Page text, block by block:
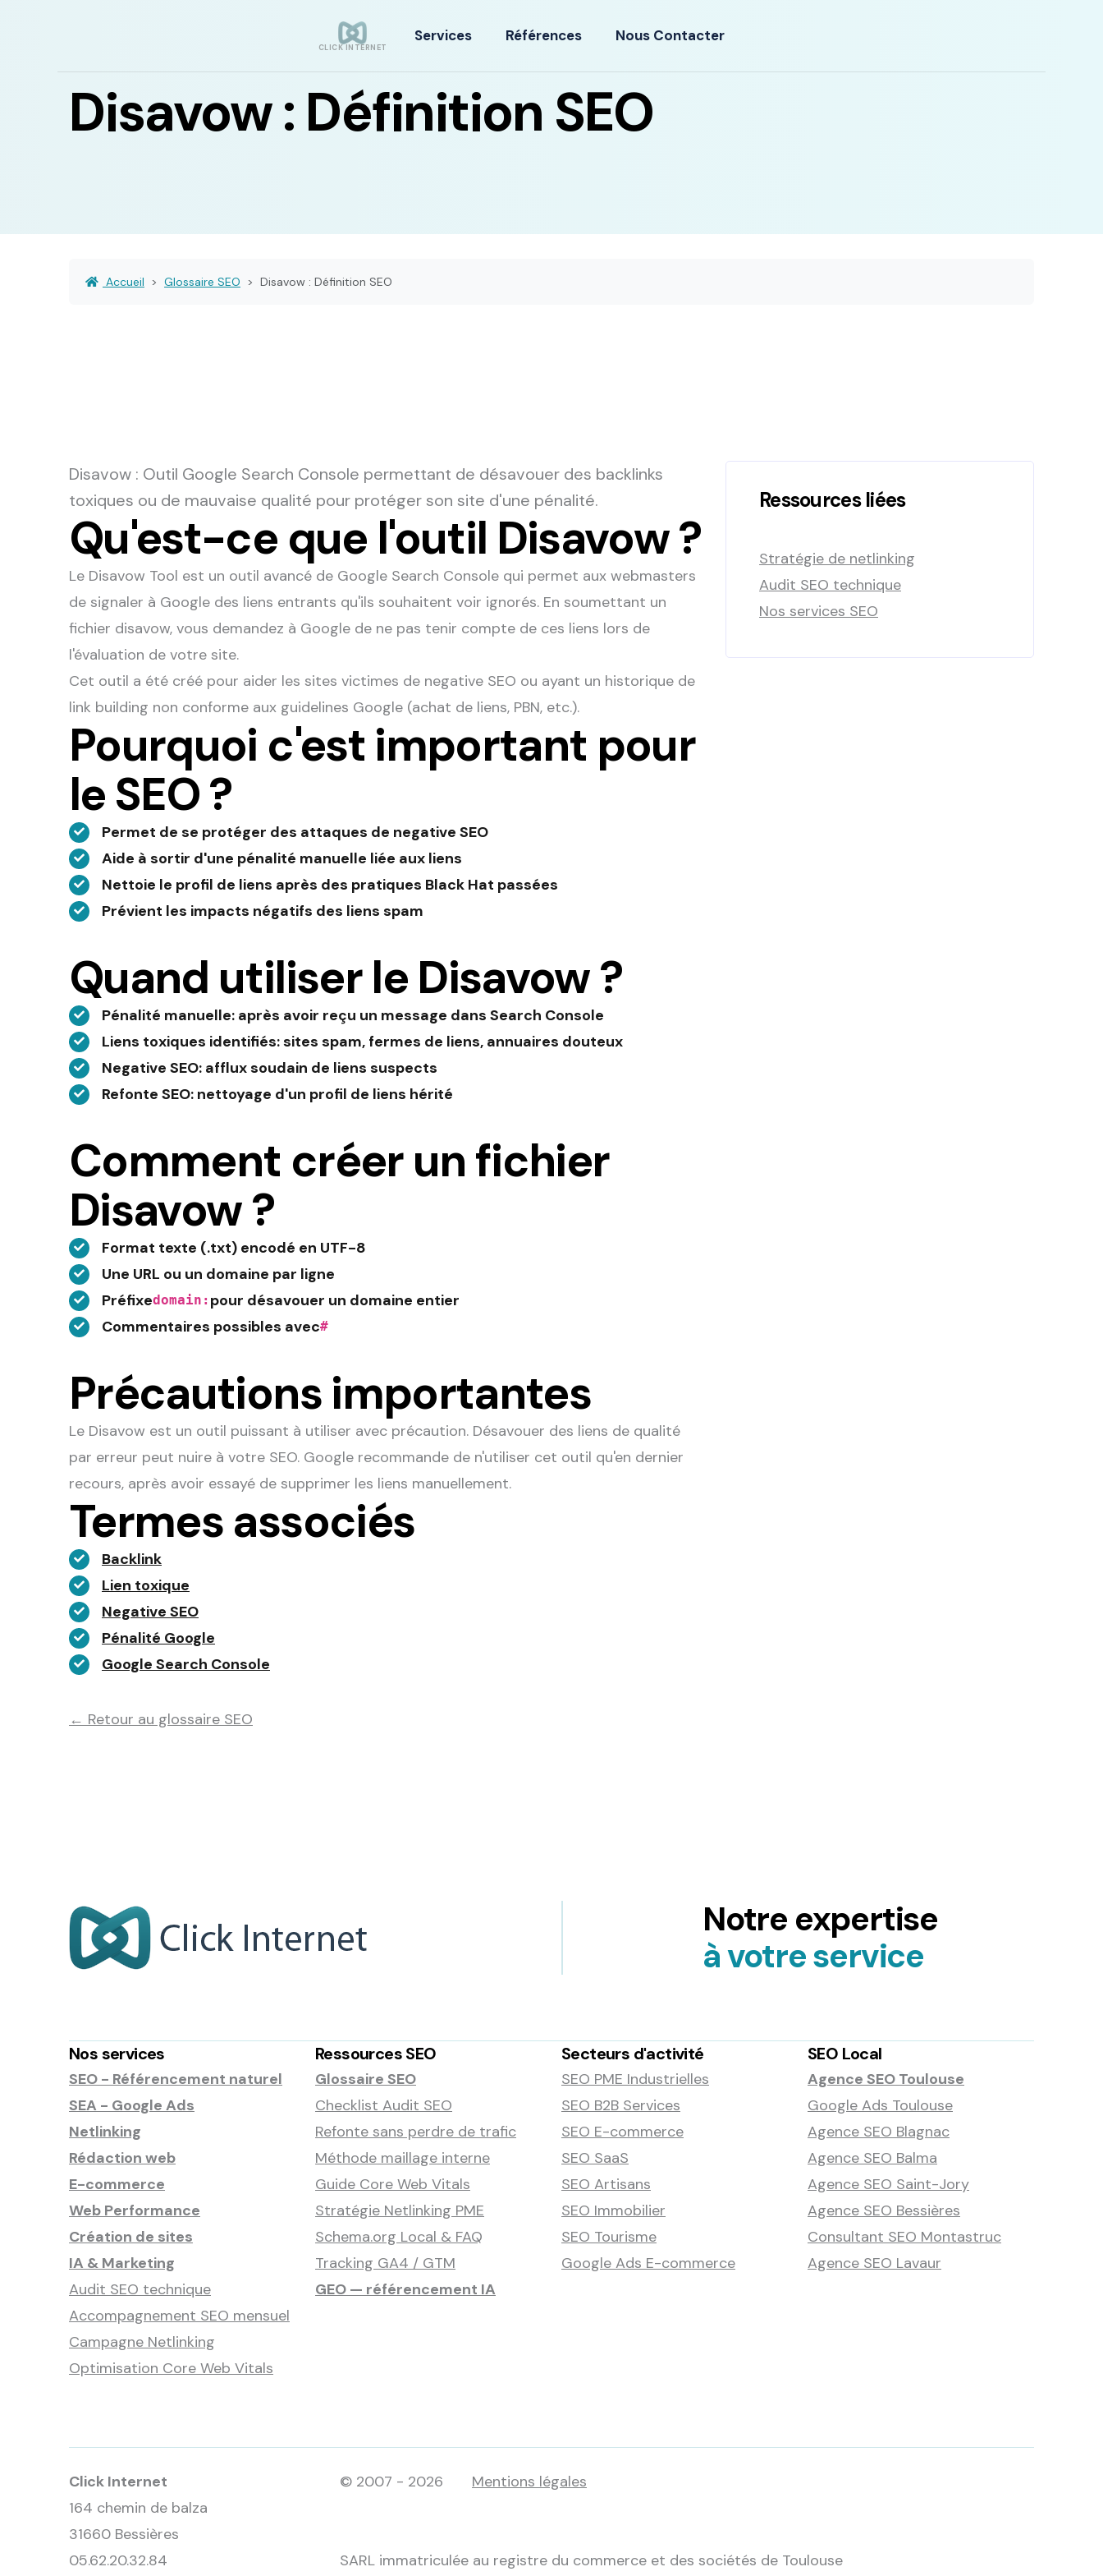
CLICK INTERNET
Services Références Nous Contacter
Disavow : Définition SEO
Accueil Glossaire SEO Disavow : Définition SEO
Disavow : Outil Google Search Console permettant de désavouer des backlinks
toxiques ou de mauvaise qualité pour protéger son site d'une pénalité.
Qu'est-ce que l'outil Disavow ?
Le Disavow Tool est un outil avancé de Google Search Console qui permet aux webmasters
de signaler à Google des liens entrants qu'ils souhaitent voir ignorés. En soumettant un
fichier disavow, vous demandez à Google de ne pas tenir compte de ces liens lors de
l'évaluation de votre site.
Cet outil a été créé pour aider les sites victimes de negative SEO ou ayant un historique de
link building non conforme aux guidelines Google (achat de liens, PBN, etc.).
Pourquoi c'est important pour
le SEO ?
Permet de se protéger des attaques de negative SEO
Aide à sortir d'une pénalité manuelle liée aux liens
Nettoie le profil de liens après des pratiques Black Hat passées
Prévient les impacts négatifs des liens spam
Quand utiliser le Disavow ?
Pénalité manuelle: après avoir reçu un message dans Search Console
Liens toxiques identifiés: sites spam, fermes de liens, annuaires douteux
Negative SEO: afflux soudain de liens suspects
Refonte SEO: nettoyage d'un profil de liens hérité
Comment créer un fichier
Disavow ?
Format texte (.txt) encodé en UTF-8
Une URL ou un domaine par ligne
Préfixedomain: pour désavouer un domaine entier
Commentaires possibles avec#
Précautions importantes
Le Disavow est un outil puissant à utiliser avec précaution. Désavouer des liens de qualité
par erreur peut nuire à votre SEO. Google recommande de n'utiliser cet outil qu'en dernier
recours, après avoir essayé de supprimer les liens manuellement.
Termes associés
Backlink
Lien toxique
Negative SEO
Pénalité Google
Google Search Console
← Retour au glossaire SEO
Ressources liées
Stratégie de netlinking
Audit SEO technique
Nos services SEO
Notre expertise
à votre service
Nos services
SEO - Référencement naturel
SEA - Google Ads
Netlinking
Rédaction web
E-commerce
Web Performance
Création de sites
IA & Marketing
Audit SEO technique
Accompagnement SEO mensuel
Campagne Netlinking
Optimisation Core Web Vitals
Ressources SEO
Glossaire SEO
Checklist Audit SEO
Refonte sans perdre de trafic
Méthode maillage interne
Guide Core Web Vitals
Stratégie Netlinking PME
Schema.org Local & FAQ
Tracking GA4 / GTM
GEO — référencement IA
Secteurs d'activité
SEO PME Industrielles
SEO B2B Services
SEO E-commerce
SEO SaaS
SEO Artisans
SEO Immobilier
SEO Tourisme
Google Ads E-commerce
SEO Local
Agence SEO Toulouse
Google Ads Toulouse
Agence SEO Blagnac
Agence SEO Balma
Agence SEO Saint-Jory
Agence SEO Bessières
Consultant SEO Montastruc
Agence SEO Lavaur
Click Internet
164 chemin de balza
31660 Bessières
05.62.20.32.84
© 2007 - 2026 Mentions légales
SARL immatriculée au registre du commerce et des sociétés de Toulouse